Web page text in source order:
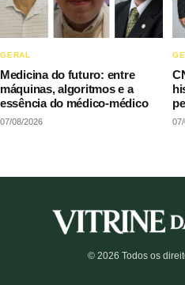
GERAL
Medicina do futuro: entre
máquinas, algoritmos e a
essência do médico-médico
07/08/2026
© 2026 Todos os